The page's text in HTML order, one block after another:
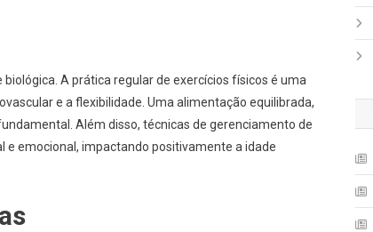
A prática regular de exercícios físicos é uma
e a flexibilidade. Uma alimentação equilibrada,
Além disso, técnicas de gerenciamento de
e emocional, impactando positivamente a idade